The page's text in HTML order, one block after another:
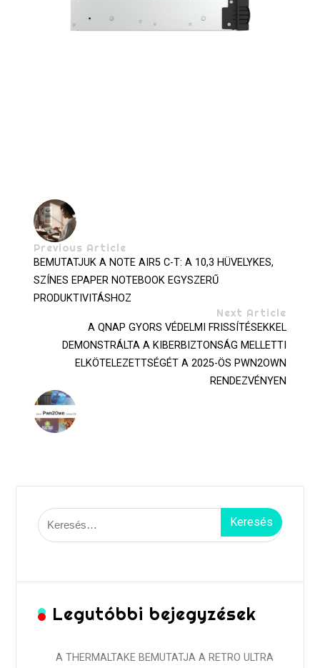
Previous Article
BEMUTATJUK A NOTE AIR5 C-T: A 10,3 HÜVELYKES,
SZÍNES EPAPER NOTEBOOK EGYSZERŰ
PRODUKTIVITÁSHOZ
Next Article
A QNAP GYORS VÉDELMI FRISSÍTÉSEKKEL
DEMONSTRÁLTA A KIBERBIZTONSÁG MELLETTI
ELKÖTELEZETTSÉGÉT A 2025-ÖS PWN2OWN
RENDEZVÉNYEN
Keresés:
Legutóbbi bejegyzések
A THERMALTAKE BEMUTATJA A RETRO ULTRA